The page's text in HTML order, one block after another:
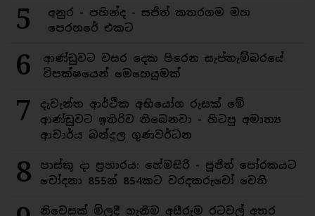
5
අනුර - පහින්ද - සජිත් කතරගම මහ
පෙරහරේ එකට
6
ආණ්ඩුවට වසර දෙක පිරෙන සැප්තැම්බරයේ
විපක්ෂයෙන් මෙහෙයුමක්
7
දැවැන්ත ආර්ථික අභියෝග රුසක් මේ
ආණ්ඩුවට ඉතිරිව තිබෙනවා - හිටපු අමාත්‍ය
ආචාර්ය බන්දුල ගුණවර්ධන
8
පාස්කු දා ප්‍රහාරය: හේමසිරි - පූජිත් පෝරකයට
චෝදනා 855න් 854කට වරදකරුවෝ වෙති
නිවෙසක් මිලදී ගැනීම අසීරුම රටවල් අතර